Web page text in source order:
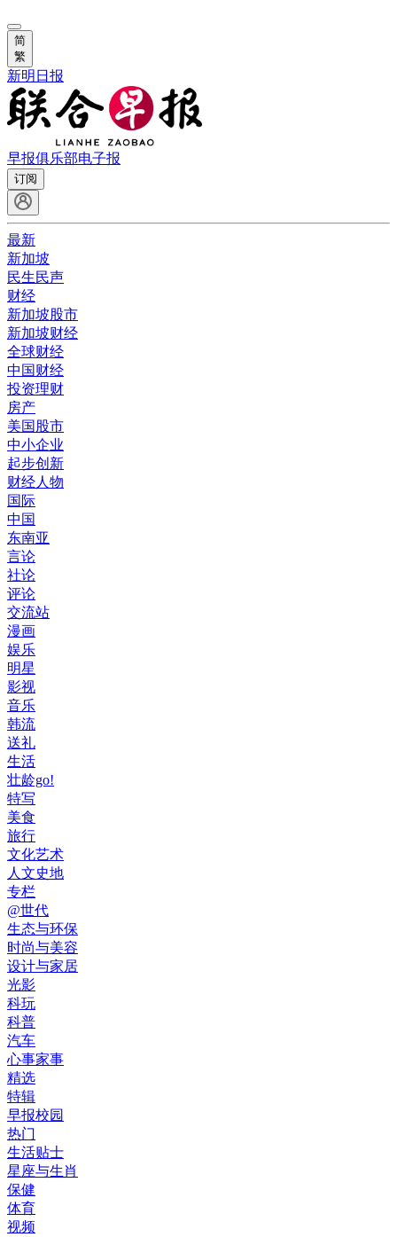
简
繁
新明日报
早报俱乐部电子报
订阅
最新
新加坡
民生民声
财经
新加坡股市
新加坡财经
全球财经
中国财经
投资理财
房产
美国股市
中小企业
起步创新
财经人物
国际
中国
东南亚
言论
社论
评论
交流站
漫画
娱乐
明星
影视
音乐
韩流
送礼
生活
壮龄go!
特写
美食
旅行
文化艺术
人文史地
专栏
@世代
生态与环保
时尚与美容
设计与家居
光影
科玩
科普
汽车
心事家事
精选
特辑
早报校园
热门
生活贴士
星座与生肖
保健
体育
视频